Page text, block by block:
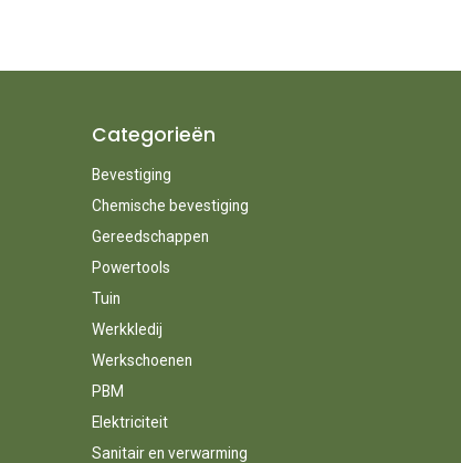
Categorieën
Bevestiging
Chemische bevestiging
Gereedschappen
Powertools
Tuin
Werkkledij
Werkschoenen
PBM
Elektriciteit
Sanitair en verwarming